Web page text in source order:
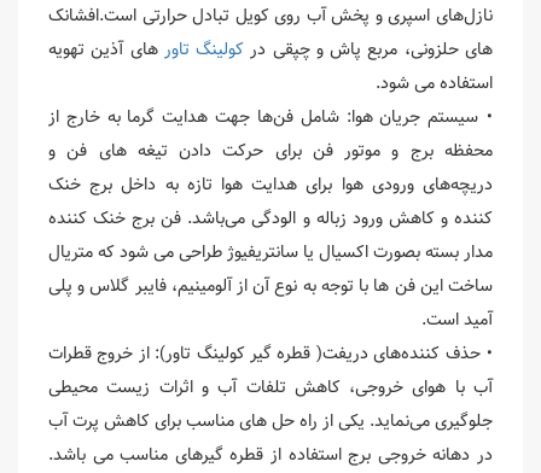
نازل‌های اسپری و پخش آب روی کویل تبادل حرارتی است.افشانک
های حلزونی، مربع پاش و چپقی در کولینگ تاور های آذین تهویه
استفاده می شود.
• سیستم جریان هوا: شامل فن‌ها جهت هدایت گرما به خارج از
محفظه برج و موتور فن برای حرکت دادن تیغه های فن و
دریچه‌های ورودی هوا برای هدایت هوا تازه به داخل برج خنک
کننده و کاهش ورود زباله و الودگی می‌باشد. فن برج خنک کننده
مدار بسته بصورت اکسیال یا سانتریفیوژ طراحی می شود که متریال
ساخت این فن ها با توجه به نوع آن از آلومینیم، فایبر گلاس و پلی
آمید است.
• حذف کننده‌های دریفت( قطره گیر کولینگ تاور): از خروج قطرات
آب با هوای خروجی، کاهش تلفات آب و اثرات زیست محیطی
جلوگیری می‌نماید. یکی از راه حل های مناسب برای کاهش پرت آب
در دهانه خروجی برج استفاده از قطره گیرهای مناسب می باشد.